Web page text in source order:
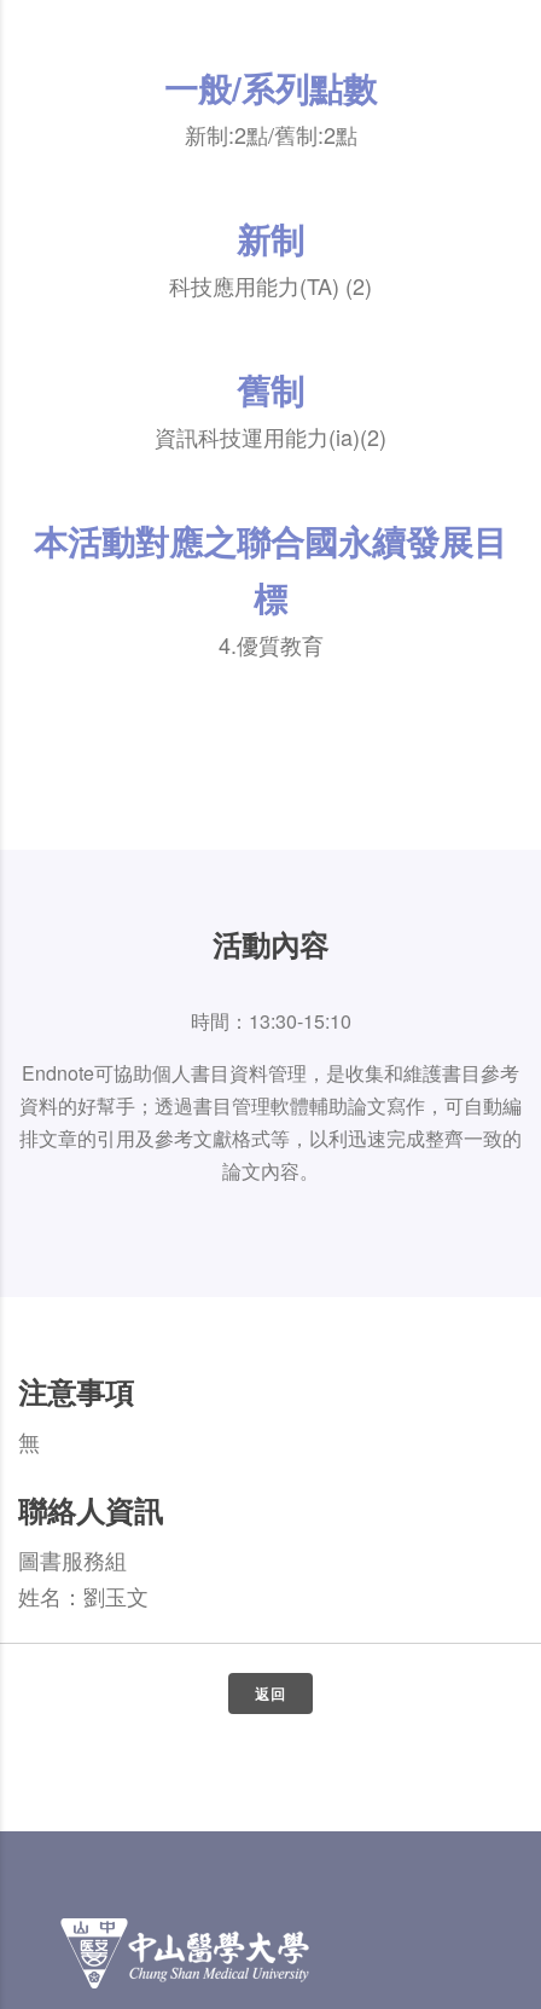
一般/系列點數
新制:2點/舊制:2點
新制
科技應用能力(TA) (2)
舊制
資訊科技運用能力(ia)(2)
本活動對應之聯合國永續發展目
標
4.優質教育
活動內容
時間：13:30-15:10
Endnote可協助個人書目資料管理，是收集和維護書目參考
資料的好幫手；透過書目管理軟體輔助論文寫作，可自動編
排文章的引用及參考文獻格式等，以利迅速完成整齊一致的
論文內容。
注意事項
無
聯絡人資訊
圖書服務組
姓名：劉玉文
返回